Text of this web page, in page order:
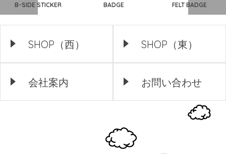
B-SIDE STICKER BADGE FELT BADGE
SHOP（西） SHOP（東）
会社案内 お問い合わせ